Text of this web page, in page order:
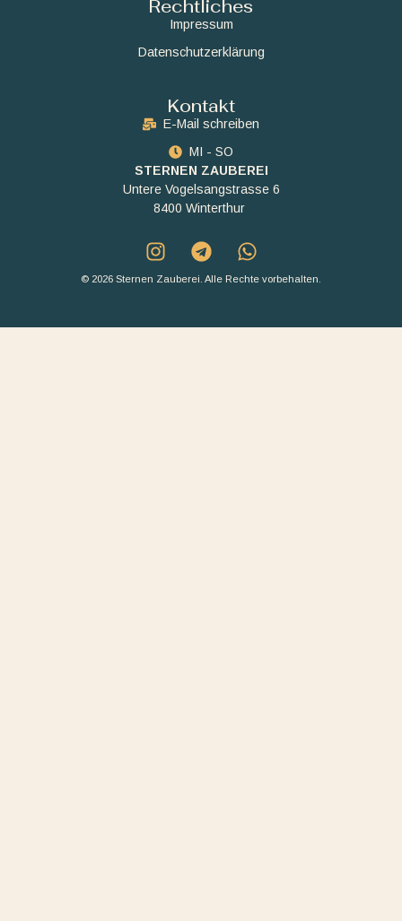
Rechtliches
Impressum
Datenschutzerklärung
Kontakt
E-Mail schreiben
MI - SO
STERNEN ZAUBEREI
Untere Vogelsangstrasse 6
8400 Winterthur
© 2026 Sternen Zauberei. Alle Rechte vorbehalten.